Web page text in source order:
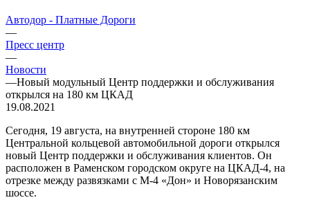
Автодор - Платные Дороги
—
Пресс центр
—
Новости
—Новый модульный Центр поддержки и обслуживания
открылся на 180 км ЦКАД
19.08.2021
Сегодня, 19 августа, на внутренней стороне 180 км
Центральной кольцевой автомобильной дороги открылся
новый Центр поддержки и обслуживания клиентов. Он
расположен в Раменском городском округе на ЦКАД-4, на
отрезке между развязками с М-4 «Дон» и Новорязанским
шоссе.